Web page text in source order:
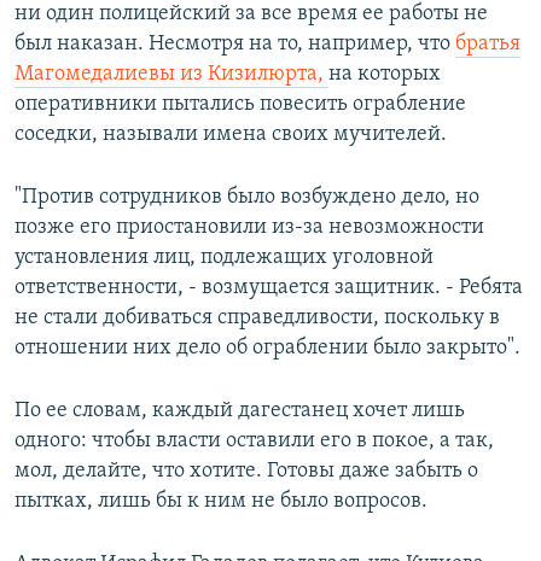
ни один полицейский за все время ее работы не
был наказан. Несмотря на то, например, что братья
Магомедалиевы из Кизилюрта, на которых
оперативники пытались повесить ограбление
соседки, называли имена своих мучителей.
"Против сотрудников было возбуждено дело, но
позже его приостановили из-за невозможности
установления лиц, подлежащих уголовной
ответственности, - возмущается защитник. - Ребята
не стали добиваться справедливости, поскольку в
отношении них дело об ограблении было закрыто".
По ее словам, каждый дагестанец хочет лишь
одного: чтобы власти оставили его в покое, а так,
мол, делайте, что хотите. Готовы даже забыть о
пытках, лишь бы к ним не было вопросов.